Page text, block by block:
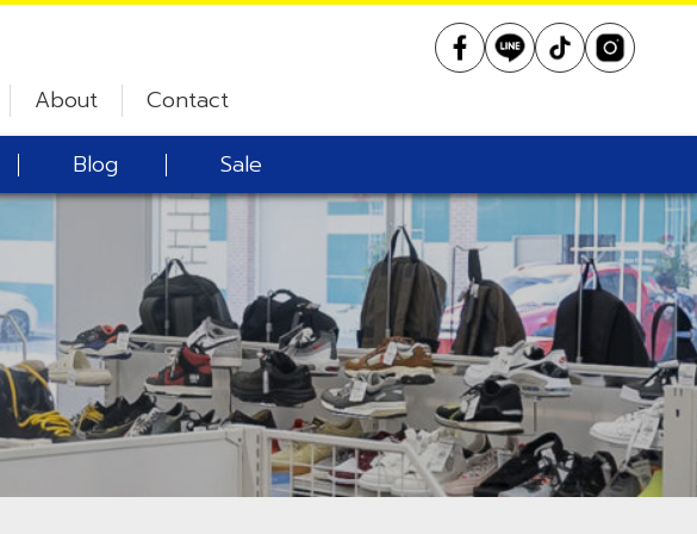
About
Contact
Blog Sale